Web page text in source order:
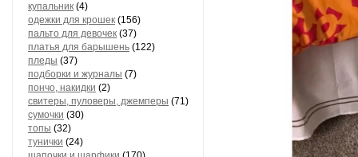
купальник (4)
одежки для крошек (156)
пальто для девочек (37)
платья для барышень (122)
пледы (37)
подборки и журналы (7)
пончо, накидки (2)
свитеры, пуловеры, джемперы (71)
сумочки (30)
топы (32)
тунички (24)